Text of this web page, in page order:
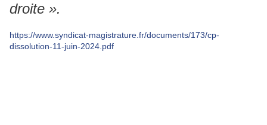
droite ».
https://www.syndicat-magistrature.fr/documents/173/cp-
dissolution-11-juin-2024.pdf